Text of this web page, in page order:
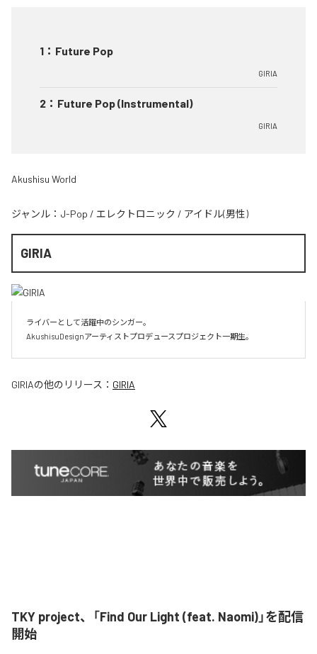
1 ： Future Pop
GIRIA
2 ： Future Pop (Instrumental)
GIRIA
Akushisu World
ジャンル： J-Pop / エレクトロニック / アイドル(男性)
GIRIA
ライバーとして活躍中のシンガー。
AkushisuDesignアーティストプロデュースプロジェクト一期生。
GIRIAの他のリリース： GIRIA
TKY project、「Find Our Light (feat. Naomi)」を配信
開始